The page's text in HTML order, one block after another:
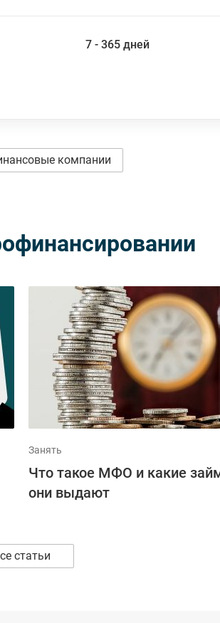
7 - 365 дней
компании
Занять
Что такое МФО и какие
они выдают
статьи